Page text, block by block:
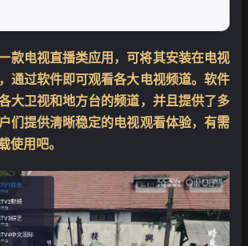
款电视直播类应用，可将其安装在电视
通过软件即可观看各大电视频道。软件
大卫视和地方台的频道，并且提供了多
们提供清晰稳定的电视观看体验，有需
使用吧。